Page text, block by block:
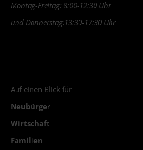
Montag-Freitag: 8:00-12:30 Uhr
und Donnerstag:13:30-17:30 Uhr
Auf einen Blick für
Neubürger
Wirtschaft
Familien